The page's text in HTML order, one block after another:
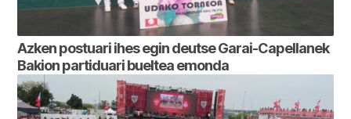
Azken postuari ihes egin deutse Garai-Capellanek
Bakion partiduari bueltea emonda